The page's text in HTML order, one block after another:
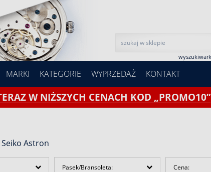
MARKI KATEGORIE WYPRZEDAŻ KONTAKT
W NIŻSZYCH CENACH KOD „PROMO10”
Astron
Pasek/Bransoleta: Cena: